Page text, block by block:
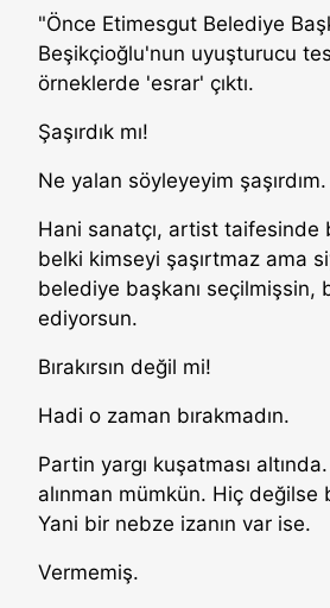
"Önce Etimesgut Belediye
Beşikçioğlu'nun uyuşturucu
örneklerde 'esrar' çıktı.
Şaşırdık mı!
Ne yalan söyleyeyim şaşırdım.
Hani sanatçı, artist taifesinde
belki kimseyi şaşırtmaz ama
belediye başkanı seçilmişsin,
ediyorsun.
Bırakırsın değil mi!
Hadi o zaman bırakmadın.
Partin yargı kuşatması
alınman mümkün. Hiç değilse
Yani bir nebze izanın var ise.
Vermemiş.